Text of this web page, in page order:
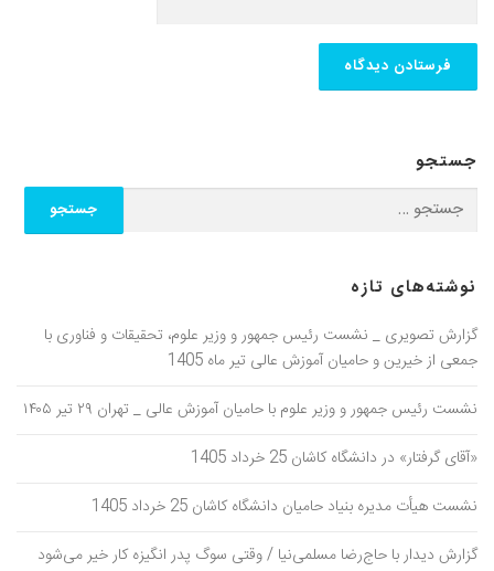
جستجو
نوشته‌های تازه
گزارش تصویری _ نشست رئیس جمهور و وزیر علوم، تحقیقات و فناوری با
جمعی از خیرین و حامیان آموزش عالی تیر ماه 1405
نشست رئیس جمهور و وزیر علوم با حامیان آموزش عالی _ تهران ۲۹ تیر ۱۴۰۵
«آقای گرفتار» در دانشگاه کاشان 25 خرداد 1405
نشست هیأت مدیره بنیاد حامیان دانشگاه کاشان 25 خرداد 1405
گزارش دیدار با حاج‌رضا مسلمی‌نیا / وقتی سوگ پدر انگیزه کار خیر می‌شود